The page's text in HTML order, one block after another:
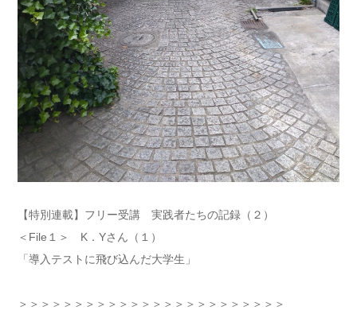
【特別連載】フリー受講 実践者たちの記録（２）
＜File１＞ K．Yさん（１）
「導入テストに飛び込んだ大学生」
＞＞＞＞＞＞＞＞＞＞＞＞＞＞＞＞＞＞＞＞＞＞＞＞